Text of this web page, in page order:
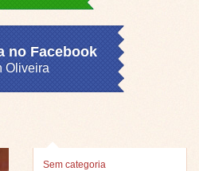
no Facebook
Oliveira
Sem categoria